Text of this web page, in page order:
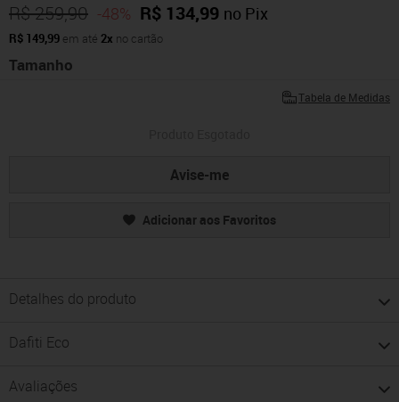
R$ 259,90 -48% R$ 134,99 no Pix
R$ 149,99 em até 2x no cartão
Tamanho
Tabela de Medidas
Avise-me
Adicionar aos Favoritos
Detalhes do produto
Dafiti Eco
Avaliações